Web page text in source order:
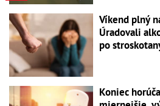
Víkend plný
Úradovali
po
Koniec